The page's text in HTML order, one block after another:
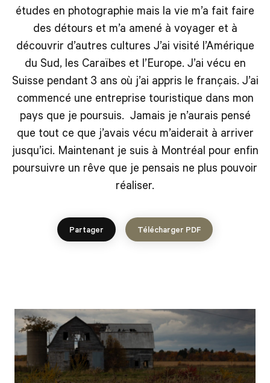
études en photographie mais la vie m’a fait faire
des détours et m’a amené à voyager et à
découvrir d’autres cultures J’ai visité l’Amérique
du Sud, les Caraïbes et l’Europe. J’ai vécu en
Suisse pendant 3 ans où j’ai appris le français. J’ai
commencé une entreprise touristique dans mon
pays que je poursuis. Jamais je n’aurais pensé
que tout ce que j’avais vécu m’aiderait à arriver
jusqu’ici. Maintenant je suis à Montréal pour enfin
poursuivre un rêve que je pensais ne plus pouvoir
réaliser.
Partager Télécharger PDF